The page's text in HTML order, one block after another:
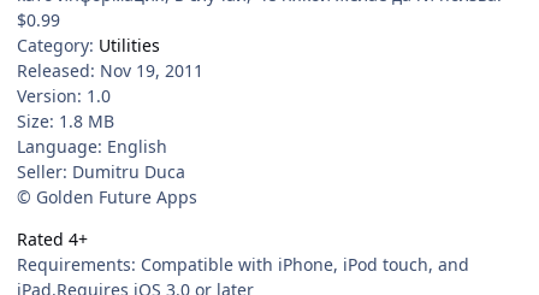
$0.99
Category: Utilities
Released: Nov 19, 2011
Version: 1.0
Size: 1.8 MB
Language: English
Seller: Dumitru Duca
© Golden Future Apps
Rated 4+
Requirements: Compatible with iPhone, iPod touch, and
iPad.Requires iOS 3.0 or later